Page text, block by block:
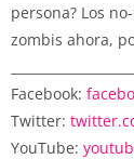
persona? Los
zombis ahora,
Facebook:
Twitter:
YouTube: